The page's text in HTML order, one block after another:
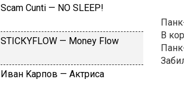
В
Sсаm Сunti — NО SLЕЕР!
SТIСКYFLОW — Моnеy Flоw
Ивaн Kapпoв — Aктpиca